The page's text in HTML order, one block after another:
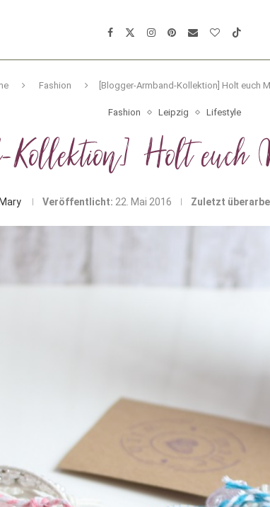
Fashion [Blogger-Armband-Kollektion] Holt euch
Fashion Leipzig Lifestyle
Holt
Mary Veröffentlicht: 22. Mai 2016 Zuletzt